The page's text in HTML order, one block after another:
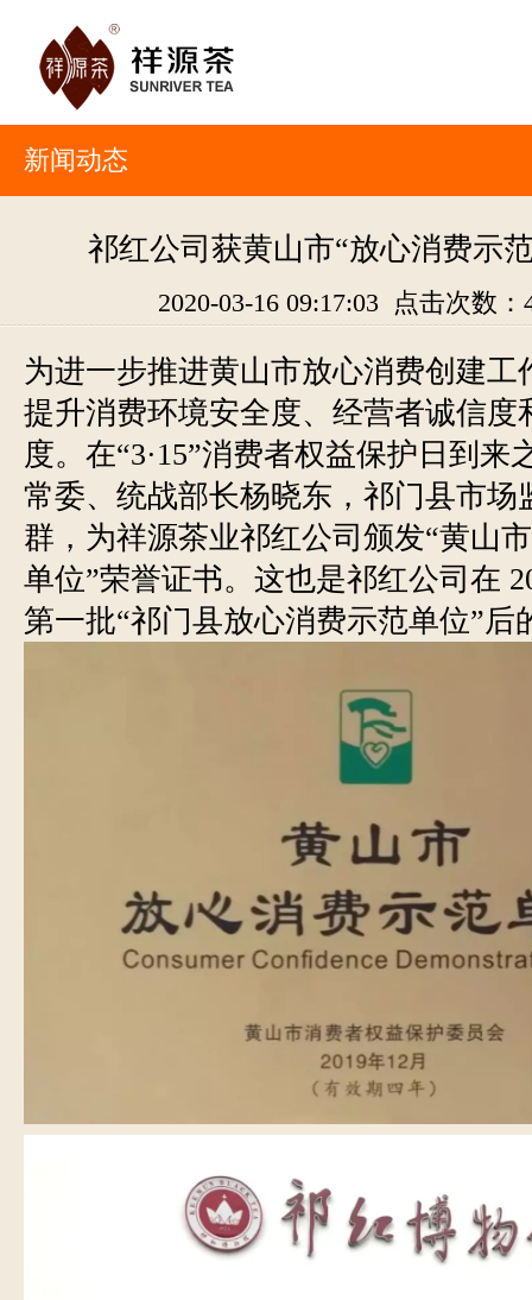
新闻动态
祁红公司获黄山市“放心消费示
2020-03-16 09:17:03 点击次数：
为进一步推进黄山市放心消费创建工
提升消费环境安全度、经营者诚信度
度。在“3·15”消费者权益保护日到来
常委、统战部长杨晓东，祁门县市场
群，为祥源茶业祁红公司颁发“黄山
单位”荣誉证书。这也是祁红公司在
第一批“祁门县放心消费示范单位”后